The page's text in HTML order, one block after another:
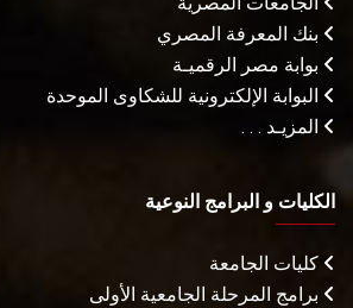
بنك المعرفة المصري
بوابة مصر الرقميـة
البوابة الإلكترونية للشكاوى الموحدة
المزيـد . . .
الكليات و البرامج النوعية
كليات الجامعة
برامج المرحلة الجامعية الأولى